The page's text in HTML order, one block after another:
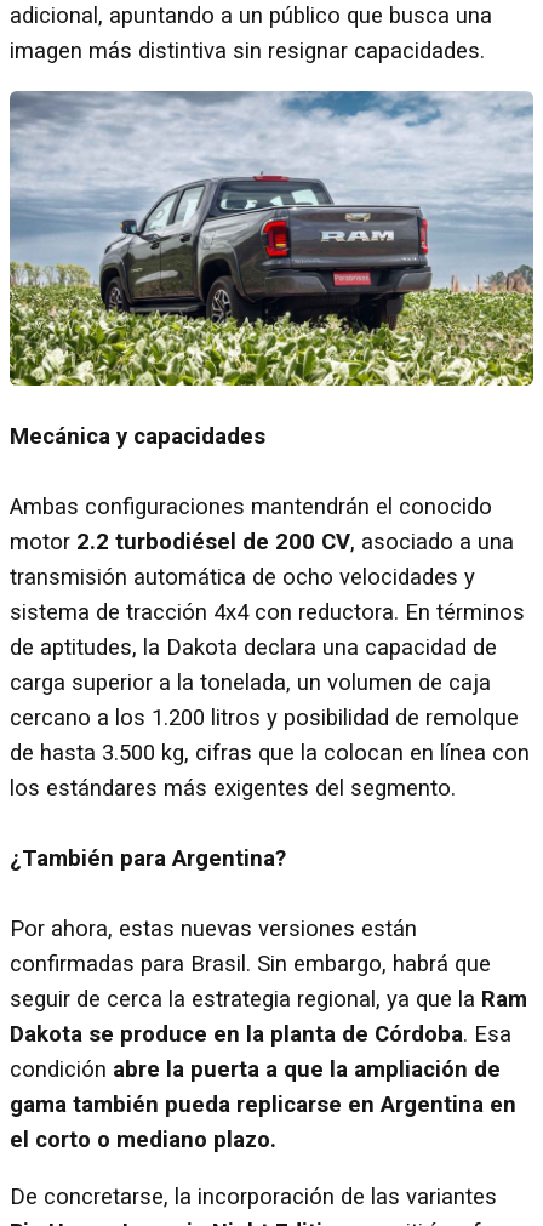
adicional, apuntando a un público que busca una
imagen más distintiva sin resignar capacidades.
Mecánica y capacidades
Ambas configuraciones mantendrán el conocido
motor 2.2 turbodiésel de 200 CV, asociado a una
transmisión automática de ocho velocidades y
sistema de tracción 4x4 con reductora. En términos
de aptitudes, la Dakota declara una capacidad de
carga superior a la tonelada, un volumen de caja
cercano a los 1.200 litros y posibilidad de remolque
de hasta 3.500 kg, cifras que la colocan en línea con
los estándares más exigentes del segmento.
¿También para Argentina?
Por ahora, estas nuevas versiones están
confirmadas para Brasil. Sin embargo, habrá que
seguir de cerca la estrategia regional, ya que la Ram
Dakota se produce en la planta de Córdoba. Esa
condición abre la puerta a que la ampliación de
gama también pueda replicarse en Argentina en
el corto o mediano plazo.
De concretarse, la incorporación de las variantes